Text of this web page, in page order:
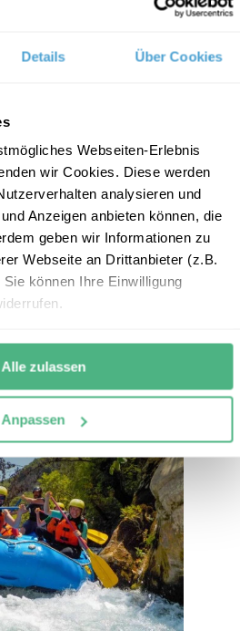
Details Über Cookies
Webseiten-Erlebnis
wir Cookies. Diese werden
analysieren und
Anzeigen anbieten können, die
geben wir Informationen zu
Webseite an Drittanbieter (z.B.
können Ihre Einwilligung
Alle zulassen
Anpassen
in Koyasan
pro Erwachsenem
pro Kind